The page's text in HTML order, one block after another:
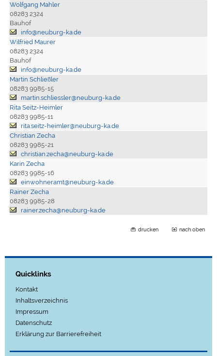
Wolfgang Mahler
08283 2324
Bauhof
info@neuburg-ka.de
Wilfried Maurer
08283 2324
Bauhof
info@neuburg-ka.de
Martin Schließler
08283 9985-15
martin.schliessler@neuburg-ka.de
Rita Seitz-Heimler
08283 9985-11
rita.seitz-heimler@neuburg-ka.de
Christian Zecha
08283 9985-21
christian.zecha@neuburg-ka.de
Karin Zecha
08283 9985-16
einwohneramt@neuburg-ka.de
Rainer Zecha
08283 9985-28
rainer.zecha@neuburg-ka.de
drucken nach oben
Quicklinks
Kontakt
Inhaltsverzeichnis
Impressum
Datenschutz
Erklärung zur Barrierefreiheit